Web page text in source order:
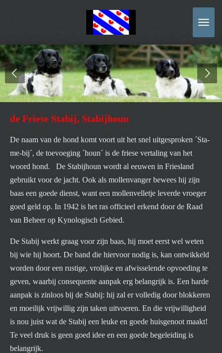
de
hoofdinhoud
de Friese Stabij, Stabijhoun
De naam van de hond komt voort uit het snel uitgesproken ´Sta-
me-bij´, de toevoeging ´houn´ is de friese vertaling van het
woord hond. De Stabijhoun wordt al eeuwen in Friesland
gebruikt voor de jacht. Ook als mollenvanger bewees hij zijn
baas een goede dienst, want een mollenvelletje leverde vroeger
goed geld op. In 1942 is het ras officieel erkend door de Raad
van Beheer op Kynologisch Gebied.
De Stabij werkt graag voor zijn baas, hij moet eerst wel weten
bij wie hij hoort. De band die hiervoor nodig is, kan ontwikkeld
worden door een rustige, vrolijke en afwisselende opvoeding te
geven, waarbij consequente aanpak erg belangrijk is. Een harde
aanpak is zinloos bij de Stabij: hij zal er volledig door blokkeren
en moeilijk vrijwillig zijn taken uitvoeren. En die vrijwilligheid
is nou juist wat de Stabij een leuke en goede huisgenoot maakt!
Te veel druk is geen goed idee en een goede begeleiding is
belangrijk.